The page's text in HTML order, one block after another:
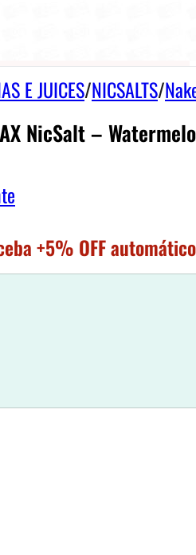
E JUICES/NICSALTS/
NicSalt –
+5% OFF